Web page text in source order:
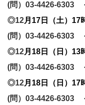
(問）03-4426-6303
◎12月17日（土）17
(問）03-4426-6303
◎12月18日（日）13
(問）03-4426-6303
◎12月18日（日）17
(問）03-4426-6303